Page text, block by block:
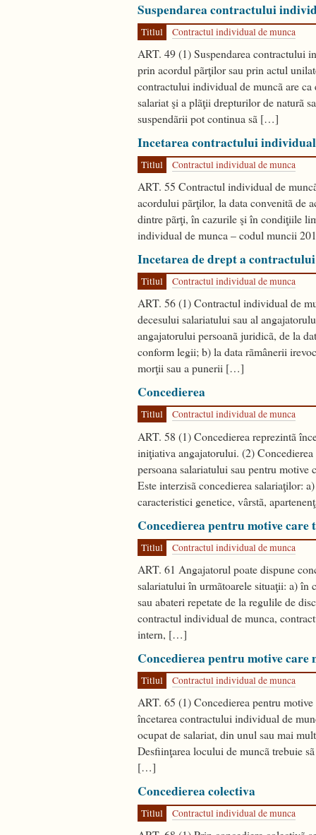
Suspendarea contractului
Titlul Contractul individual de munca
ART. 49 (1) Suspendarea contractului
prin acordul pãrţilor sau prin actul
contractului individual de muncã are ca
salariat şi a plãţii drepturilor de naturã
suspendãrii pot continua sã […]
Incetarea contractului
Titlul Contractul individual de munca
ART. 55 Contractul individual de
acordului pãrţilor, la data convenitã de
dintre pãrţi, în cazurile şi în condiţiile
individual de munca – codul muncii
Incetarea de drept a
Titlul Contractul individual de munca
ART. 56 (1) Contractul individual de
decesului salariatului sau al
angajatorului persoanã juridicã, de la
conform legii; b) la data rãmânerii
morţii sau a punerii […]
Concedierea
Titlul Contractul individual de munca
ART. 58 (1) Concedierea reprezintã
iniţiativa angajatorului. (2)
persoana salariatului sau pentru
Este interzisã concedierea salariaţilor:
caracteristici genetice, vârstã,
Concedierea pentru motive
Titlul Contractul individual de munca
ART. 61 Angajatorul poate dispune
salariatului în urmãtoarele situaţii: a) în
sau abateri repetate de la regulile de
contractul individual de munca,
intern, […]
Concedierea pentru motive
Titlul Contractul individual de munca
ART. 65 (1) Concedierea pentru
încetarea contractului individual de
ocupat de salariat, din unul sau mai
Desfiinţarea locului de muncã trebuie
[…]
Concedierea colectiva
Titlul Contractul individual de munca